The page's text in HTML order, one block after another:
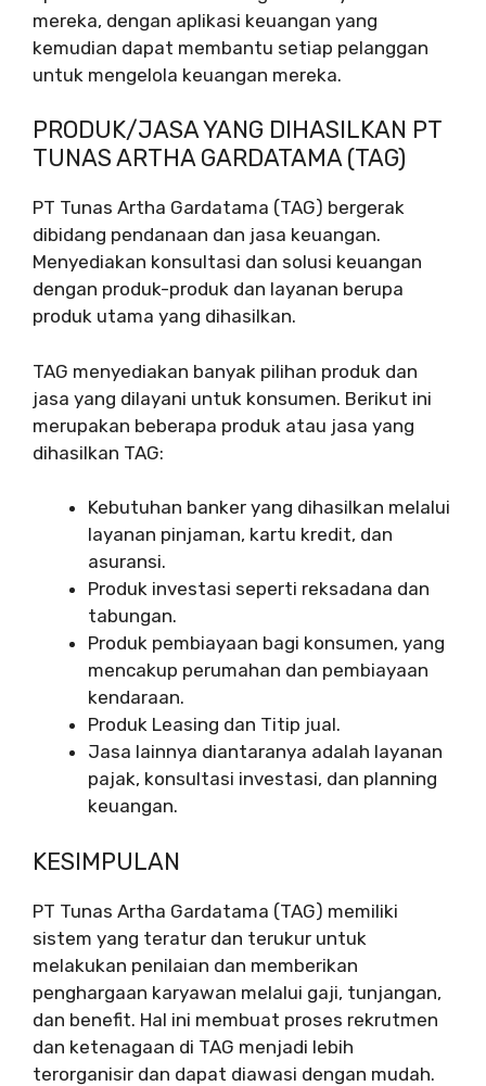
mereka, dengan aplikasi keuangan yang
kemudian dapat membantu setiap pelanggan
untuk mengelola keuangan mereka.
PRODUK/JASA YANG DIHASILKAN PT
TUNAS ARTHA GARDATAMA (TAG)
PT Tunas Artha Gardatama (TAG) bergerak
dibidang pendanaan dan jasa keuangan.
Menyediakan konsultasi dan solusi keuangan
dengan produk-produk dan layanan berupa
produk utama yang dihasilkan.
TAG menyediakan banyak pilihan produk dan
jasa yang dilayani untuk konsumen. Berikut ini
merupakan beberapa produk atau jasa yang
dihasilkan TAG:
Kebutuhan banker yang dihasilkan melalui
layanan pinjaman, kartu kredit, dan
asuransi.
Produk investasi seperti reksadana dan
tabungan.
Produk pembiayaan bagi konsumen, yang
mencakup perumahan dan pembiayaan
kendaraan.
Produk Leasing dan Titip jual.
Jasa lainnya diantaranya adalah layanan
pajak, konsultasi investasi, dan planning
keuangan.
KESIMPULAN
PT Tunas Artha Gardatama (TAG) memiliki
sistem yang teratur dan terukur untuk
melakukan penilaian dan memberikan
penghargaan karyawan melalui gaji, tunjangan,
dan benefit. Hal ini membuat proses rekrutmen
dan ketenagaan di TAG menjadi lebih
terorganisir dan dapat diawasi dengan mudah.